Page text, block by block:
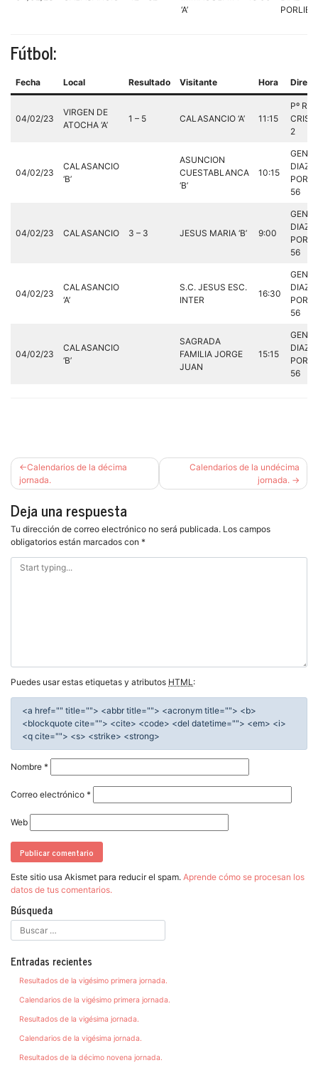
‘A’
Fútbol:
Fecha Local Resultado Visitante Hora
04/02/23
VIRGEN DE
ATOCHA ‘A’
1 – 5 CALASANCIO ‘A’ 11:15
Pº
2
04/02/23
CALASANCIO
‘B’
ASUNCION
CUESTABLANCA
‘B’
10:15
DIAZ
56
04/02/23 CALASANCIO 3 – 3 JESUS MARIA ‘B’ 9:00
DIAZ
56
04/02/23
CALASANCIO
‘A’
S.C. JESUS ESC.
INTER
16:30
DIAZ
56
04/02/23
CALASANCIO
‘B’
SAGRADA
FAMILIA JORGE
JUAN
15:15
DIAZ
56
Navegación
de
entradas
Calendarios de la décima
jornada.
Calendarios de la undécima
jornada.
Deja una respuesta
Tu dirección de correo electrónico no será publicada. Los campos
obligatorios están marcados con *
Puedes usar estas etiquetas y atributos HTML:
<a href="" title=""> <abbr title=""> <acronym title=""> <b>
<blockquote cite=""> <cite> <code> <del datetime=""> <em> <i>
<q cite=""> <s> <strike> <strong>
Nombre *
Correo electrónico *
Web
Este sitio usa Akismet para reducir el spam. Aprende cómo se procesan los
datos de tus comentarios.
Búsqueda
Entradas recientes
Resultados de la vigésimo primera jornada.
Calendarios de la vigésimo primera jornada.
Resultados de la vigésima jornada.
Calendarios de la vigésima jornada.
Resultados de la décimo novena jornada.